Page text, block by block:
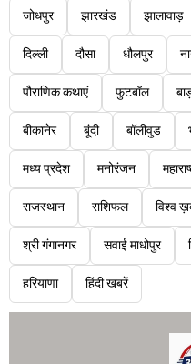
जोधपुर झारखंड झालावाड़
दिल्ली दौसा धौलपुर
पौराणिक कथाएं फुटबॉल
बीकानेर बूंदी बॉलीवुड
मध्य प्रदेश मनोरंजन
राजस्थान राशिफल विश्व
श्री गंगानगर सवाई माधोपुर
हरियाणा हिंदी खबरें